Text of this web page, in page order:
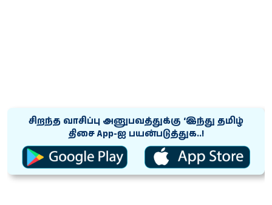
சிறந்த வாசிப்பு அனுபவத்துக்கு ‘இந்து தமிழ்
திசை App-ஐ பயன்படுத்துக..!